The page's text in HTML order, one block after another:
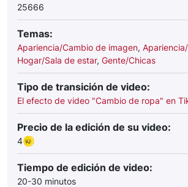
25666
Temas:
Apariencia/Cambio de imagen,
Hogar/Sala de estar, Gente/Chicas
Tipo de transición de video:
El efecto de video "Cambio de ropa" en
Precio de la edición de su video:
4
Tiempo de edición de video:
20-30 minutos